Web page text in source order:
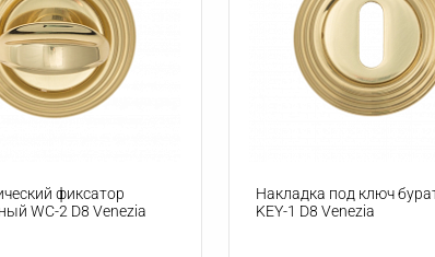
фиксатор
WC-2 D8 Venezia
Накладка под ключ
KEY-1 D8 Venezia